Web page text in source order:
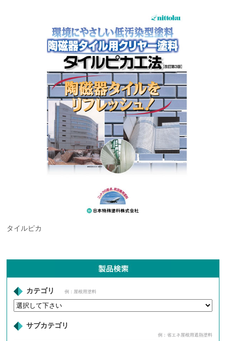
タイルピカ
カテゴリ 例：屋根用塗料
サブカテゴリ
例：省エネ屋根用遮熱塗料